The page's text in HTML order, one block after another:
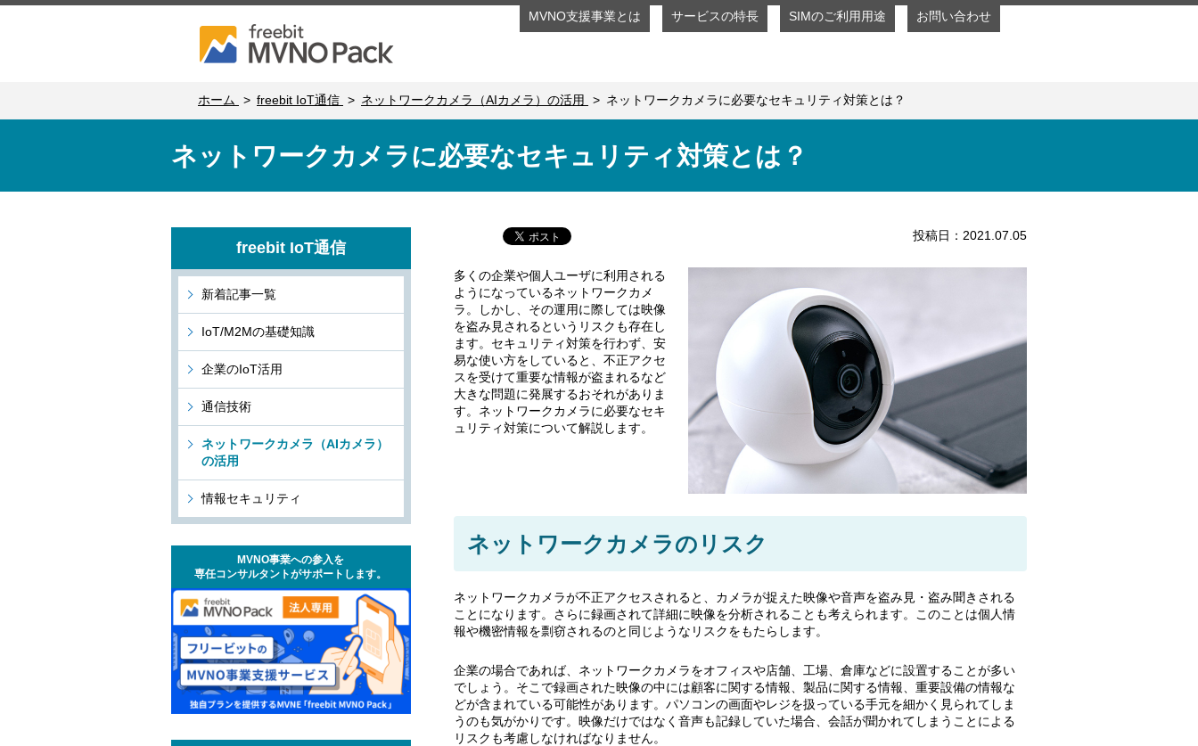
MVNO支援事業とは サービスの特長 SIMのご利用用途 お問い合わせ
ホーム freebit IoT通信 ネットワークカメラ（AIカメラ）の活用 ネットワークカメラに必要なセキュリティ対策とは？
ネットワークカメラに必要なセキュリティ対策とは？
投稿日：2021.07.05
多くの企業や個人ユーザに利用される
ようになっているネットワークカメ
ラ。しかし、その運用に際しては映像
を盗み見されるというリスクも存在し
ます。セキュリティ対策を行わず、安
易な使い方をしていると、不正アクセ
スを受けて重要な情報が盗まれるなど
大きな問題に発展するおそれがありま
す。ネットワークカメラに必要なセキ
ュリティ対策について解説します。
ネットワークカメラのリスク
ネットワークカメラが不正アクセスされると、カメラが捉えた映像や音声を盗み見・盗み聞きされる
ことになります。さらに録画されて詳細に映像を分析されることも考えられます。このことは個人情
報や機密情報を剽窃されるのと同じようなリスクをもたらします。
企業の場合であれば、ネットワークカメラをオフィスや店舗、工場、倉庫などに設置することが多い
でしょう。そこで録画された映像の中には顧客に関する情報、製品に関する情報、重要設備の情報な
どが含まれている可能性があります。パソコンの画面やレジを扱っている手元を細かく見られてしま
うのも気がかりです。映像だけではなく音声も記録していた場合、会話が聞かれてしまうことによる
リスクも考慮しなければなりません。
freebit IoT通信
新着記事一覧
IoT/M2Mの基礎知識
企業のIoT活用
通信技術
ネットワークカメラ（AIカメラ）
の活用
情報セキュリティ
MVNO事業への参入を
専任コンサルタントがサポートします。